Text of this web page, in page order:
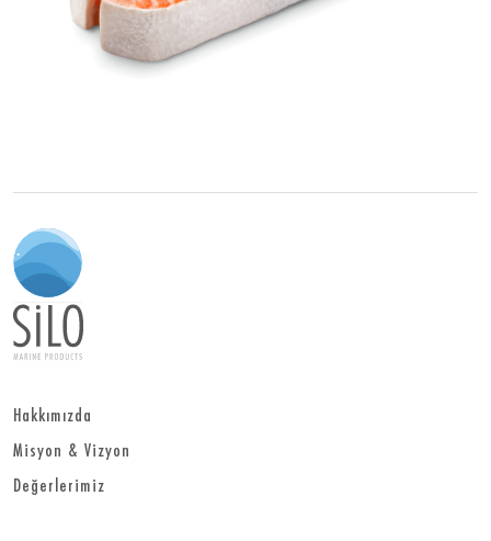
Hakkımızda
Misyon & Vizyon
Değerlerimiz